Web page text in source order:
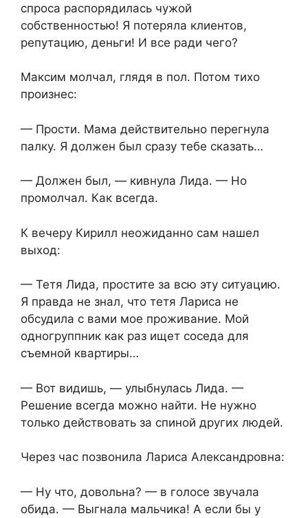
спроса распорядилась чужой
собственностью! Я потеряла клиентов,
репутацию, деньги! И все ради чего?
Максим молчал, глядя в пол. Потом тихо
произнес:
— Прости. Мама действительно перегнула
палку. Я должен был сразу тебе сказать…
— Должен был, — кивнула Лида. — Но
промолчал. Как всегда.
К вечеру Кирилл неожиданно сам нашел
выход:
— Тетя Лида, простите за всю эту ситуацию.
Я правда не знал, что тетя Лариса не
обсудила с вами мое проживание. Мой
одногруппник как раз ищет соседа для
съемной квартиры…
— Вот видишь, — улыбнулась Лида. —
Решение всегда можно найти. Не нужно
только действовать за спиной других людей.
Через час позвонила Лариса Александровна:
— Ну что, довольна? — в голосе звучала
обида. — Выгнала мальчика! А если бы у